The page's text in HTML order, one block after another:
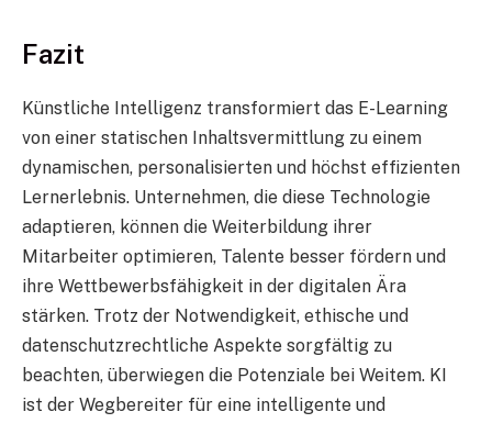
Fazit
Künstliche Intelligenz transformiert das E-Learning
von einer statischen Inhaltsvermittlung zu einem
dynamischen, personalisierten und höchst effizienten
Lernerlebnis. Unternehmen, die diese Technologie
adaptieren, können die Weiterbildung ihrer
Mitarbeiter optimieren, Talente besser fördern und
ihre Wettbewerbsfähigkeit in der digitalen Ära
stärken. Trotz der Notwendigkeit, ethische und
datenschutzrechtliche Aspekte sorgfältig zu
beachten, überwiegen die Potenziale bei Weitem. KI
ist der Wegbereiter für eine intelligente und